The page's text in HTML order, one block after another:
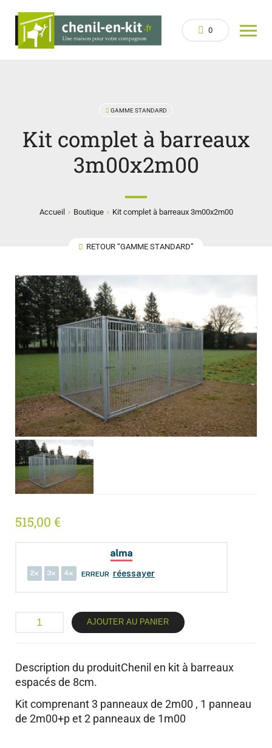
0
GAMME STANDARD
Kit complet à barreaux
3m00x2m00
Accueil › Boutique › Kit complet à barreaux 3m00x2m00
RETOUR “GAMME STANDARD”
515,00 €
2 3 4 ERREUR réessayer
AJOUTER AU PANIER
Description du produitChenil en kit à barreaux
espacés de 8cm.
Kit comprenant 3 panneaux de 2m00 , 1 panneau
de 2m00+p et 2 panneaux de 1m00